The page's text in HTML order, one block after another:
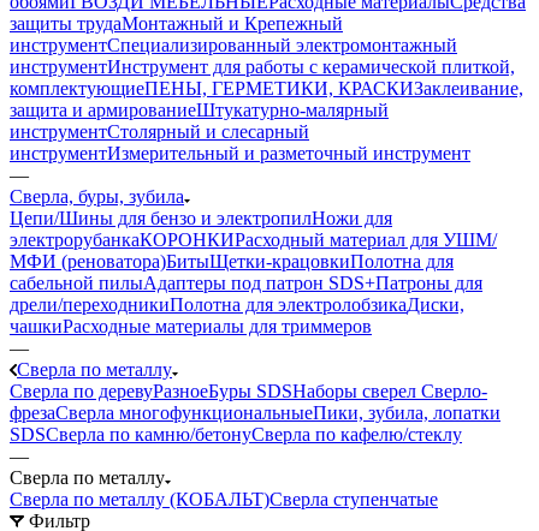
защиты трудаМонтажный и Крепежный
инструментСпециализированный электромонтажный
инструментИнструмент для работы с керамической плиткой,
комплектующиеПЕНЫ, ГЕРМЕТИКИ, КРАСКИЗаклеивание,
защита и армированиеШтукатурно-малярный
инструментСтолярный и слесарный
инструментИзмерительный и разметочный инструмент
—
Сверла, буры, зубила
Цепи/Шины для бензо и электропилНожи для
электрорубанкаКОРОНКИРасходный материал для УШМ/
МФИ (реноватора)БитыЩетки-крацовкиПолотна для
сабельной пилыАдаптеры под патрон SDS+Патроны для
дрели/переходникиПолотна для электролобзикаДиски,
чашкиРасходные материалы для триммеров
—
Сверла по металлу
Сверла по деревуРазноеБуры SDSНаборы сверел Сверло-
фрезаСверла многофункциональныеПики, зубила, лопатки
SDSСверла по камню/бетонуСверла по кафелю/стеклу
—
Сверла по металлу
Сверла по металлу (КОБАЛЬТ)Сверла ступенчатые
Фильтр